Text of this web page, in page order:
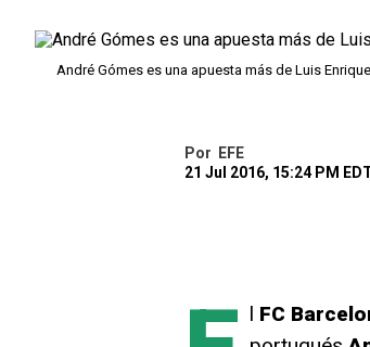
André Gómes es una apuesta más de Luis
Por
EFE
21 Jul 2016, 15:24 PM
l FC